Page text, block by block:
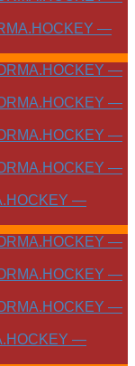
—
—
—
—
—
—
—
—
—
—